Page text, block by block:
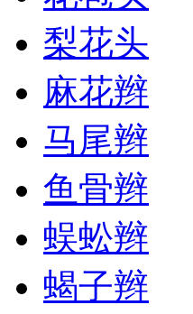
梨花头
麻花辫
马尾辫
鱼骨辫
蜈蚣辫
蝎子辫